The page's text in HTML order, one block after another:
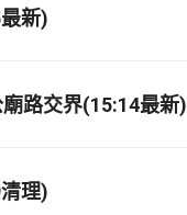
新)
路交界(15:14最新)
理)